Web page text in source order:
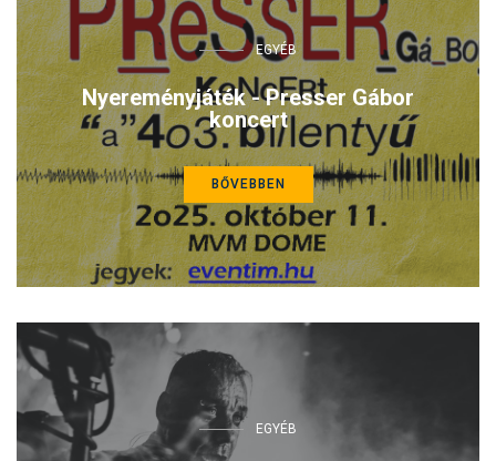
EGYÉB
Nyereményjáték - Presser Gábor
koncert
BŐVEBBEN
EGYÉB